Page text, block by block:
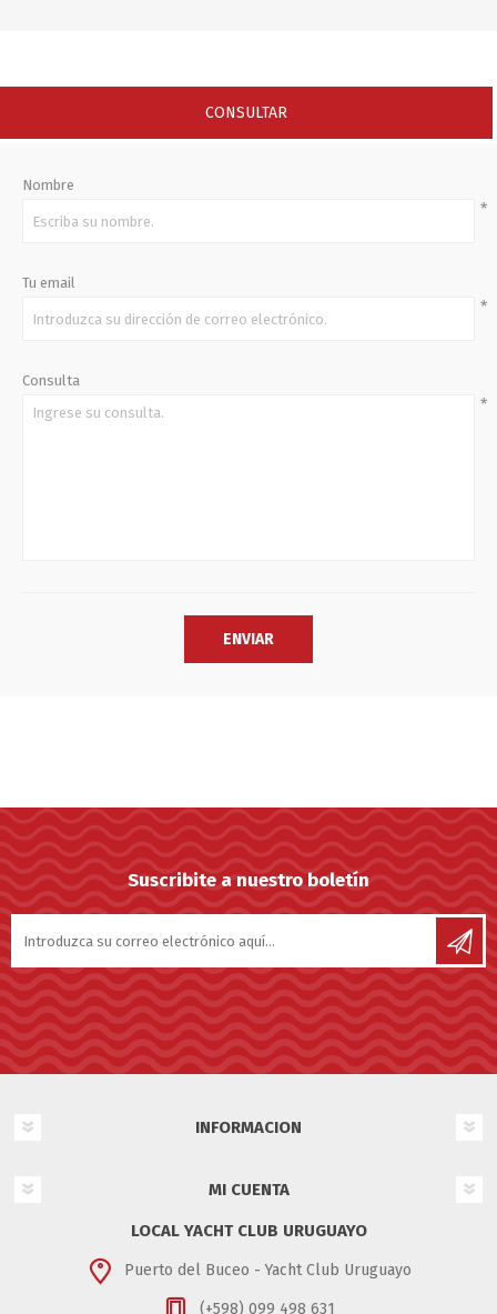
CONSULTAR
Nombre
*
Tu email
*
Consulta
*
Suscribite a nuestro boletín
INFORMACION
MI CUENTA
LOCAL YACHT CLUB URUGUAYO
Puerto del Buceo - Yacht Club Uruguayo
(+598) 099 498 631